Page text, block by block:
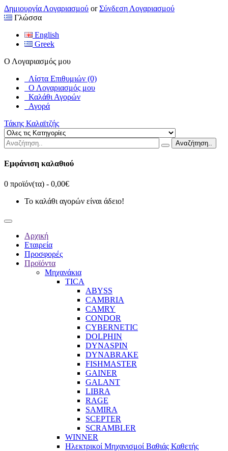
Δημιουργία Λογαριασμού orΣύνδεση Λογαριασμού
Γλώσσα
English
Greek
Ο Λογαριασμός μου
Λίστα Επιθυμιών (0)
Ο Λογαριασμός μου
Καλάθι Αγορών
Αγορά
Τάκης Καλαϊτζής
Αναζήτηση..
Εμφάνιση καλαθιού
0 προϊόν(τα) - 0,00€
Το καλάθι αγορών είναι άδειο!
Αρχική
Εταιρεία
Προσφορές
Προϊόντα
Μηχανάκια
TICA
ABYSS
CAMBRIA
CAMRY
CONDOR
CYBERNETIC
DOLPHIN
DYNASPIN
DYNABRAKE
FISHMASTER
GAINER
GALANT
LIBRA
RAGE
SAMIRA
SCEPTER
SCRAMBLER
WINNER
Ηλεκτρικοί Μηχανισμοί Βαθιάς Καθετής